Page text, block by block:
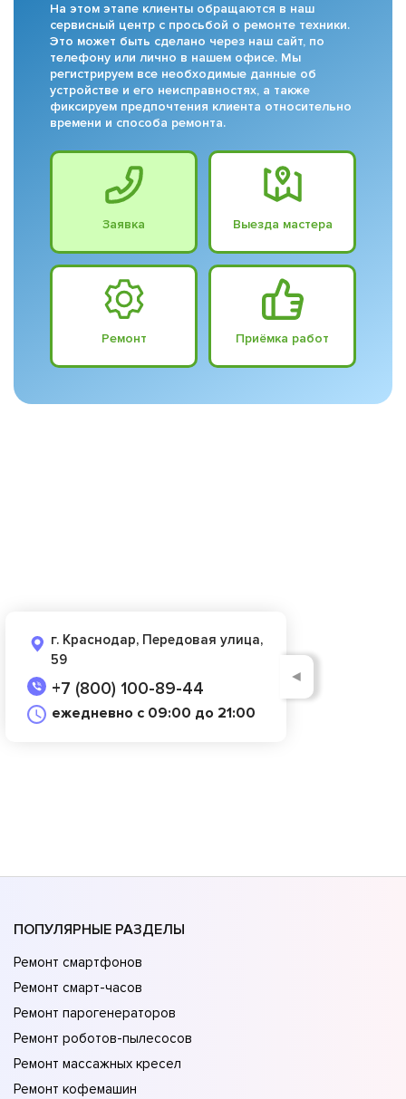
На этом этапе клиенты обращаются в наш
сервисный центр с просьбой о ремонте техники.
Это может быть сделано через наш сайт, по
телефону или лично в нашем офисе. Мы
регистрируем все необходимые данные об
устройстве и его неисправностях, а также
фиксируем предпочтения клиента относительно
времени и способа ремонта.
Заявка Выезда мастера
Ремонт Приёмка работ
г. Краснодар, Передовая улица,
59
+7 (800) 100-89-44
ежедневно с 09:00 до 21:00
◄
ПОПУЛЯРНЫЕ РАЗДЕЛЫ
Ремонт смартфонов
Ремонт смарт-часов
Ремонт парогенераторов
Ремонт роботов-пылесосов
Ремонт массажных кресел
Ремонт кофемашин